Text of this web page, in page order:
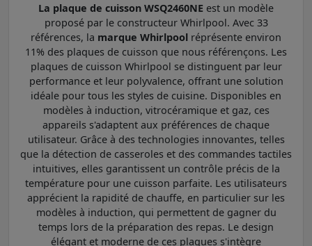
La plaque de cuisson WSQ2460NE est un modèle
proposé par le constructeur Whirlpool. Avec 33
références, la marque Whirlpool réprésente environ
11% des plaques de cuisson que nous référençons. Les
plaques de cuisson Whirlpool se distinguent par leur
performance et leur polyvalence, offrant une solution
idéale pour tous les styles de cuisine. Disponibles en
modèles à induction, vitrocéramique et gaz, ces
appareils s'adaptent aux préférences de chaque
utilisateur. Grâce à des technologies innovantes, telles
que la détection de casseroles et des commandes tactiles
intuitives, elles garantissent un contrôle précis de la
température pour une cuisson parfaite. Les utilisateurs
apprécient la rapidité de chauffe, en particulier sur les
modèles à induction, qui permettent de gagner du
temps lors de la préparation des repas. Le design
élégant et moderne de ces plaques s'intègre